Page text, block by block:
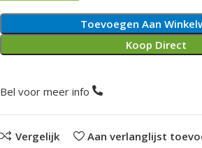
Toevoegen Aan
Koop Direct
Bel voor meer info
Vergelijk Aan verlanglijst